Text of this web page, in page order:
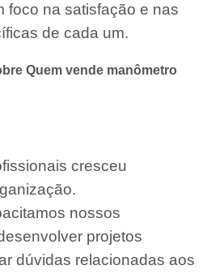
foco na satisfação e nas
de cada um.
Quem vende manômetro
cresceu
nossos
projetos
dúvidas relacionadas aos